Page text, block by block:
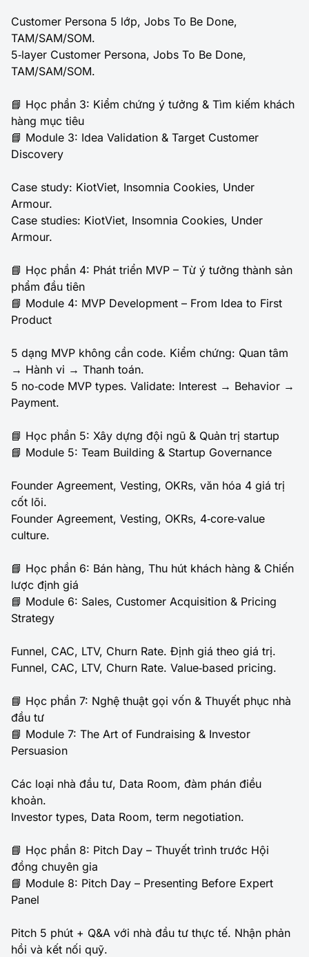
Customer Persona 5 lớp, Jobs To Be Done,
TAM/SAM/SOM.
5‑layer Customer Persona, Jobs To Be Done,
TAM/SAM/SOM.
📘 Học phần 3: Kiểm chứng ý tưởng & Tìm kiếm khách
hàng mục tiêu
📘 Module 3: Idea Validation & Target Customer
Discovery
Case study: KiotViet, Insomnia Cookies, Under
Armour.
Case studies: KiotViet, Insomnia Cookies, Under
Armour.
📘 Học phần 4: Phát triển MVP – Từ ý tưởng thành sản
phẩm đầu tiên
📘 Module 4: MVP Development – From Idea to First
Product
5 dạng MVP không cần code. Kiểm chứng: Quan tâm
→ Hành vi → Thanh toán.
5 no‑code MVP types. Validate: Interest → Behavior →
Payment.
📘 Học phần 5: Xây dựng đội ngũ & Quản trị startup
📘 Module 5: Team Building & Startup Governance
Founder Agreement, Vesting, OKRs, văn hóa 4 giá trị
cốt lõi.
Founder Agreement, Vesting, OKRs, 4‑core‑value
culture.
📘 Học phần 6: Bán hàng, Thu hút khách hàng & Chiến
lược định giá
📘 Module 6: Sales, Customer Acquisition & Pricing
Strategy
Funnel, CAC, LTV, Churn Rate. Định giá theo giá trị.
Funnel, CAC, LTV, Churn Rate. Value‑based pricing.
📘 Học phần 7: Nghệ thuật gọi vốn & Thuyết phục nhà
đầu tư
📘 Module 7: The Art of Fundraising & Investor
Persuasion
Các loại nhà đầu tư, Data Room, đàm phán điều
khoản.
Investor types, Data Room, term negotiation.
📘 Học phần 8: Pitch Day – Thuyết trình trước Hội
đồng chuyên gia
📘 Module 8: Pitch Day – Presenting Before Expert
Panel
Pitch 5 phút + Q&A với nhà đầu tư thực tế. Nhận phản
hồi và kết nối quỹ.